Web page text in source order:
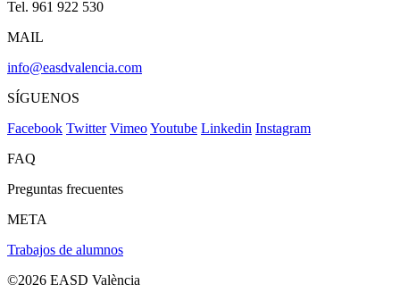
Tel. 961 922 530
MAIL
info@easdvalencia.com
SÍGUENOS
Facebook Twitter VimeoYoutube Linkedin Instagram
FAQ
Preguntas frecuentes
META
Trabajos de alumnos
©2026 EASD València